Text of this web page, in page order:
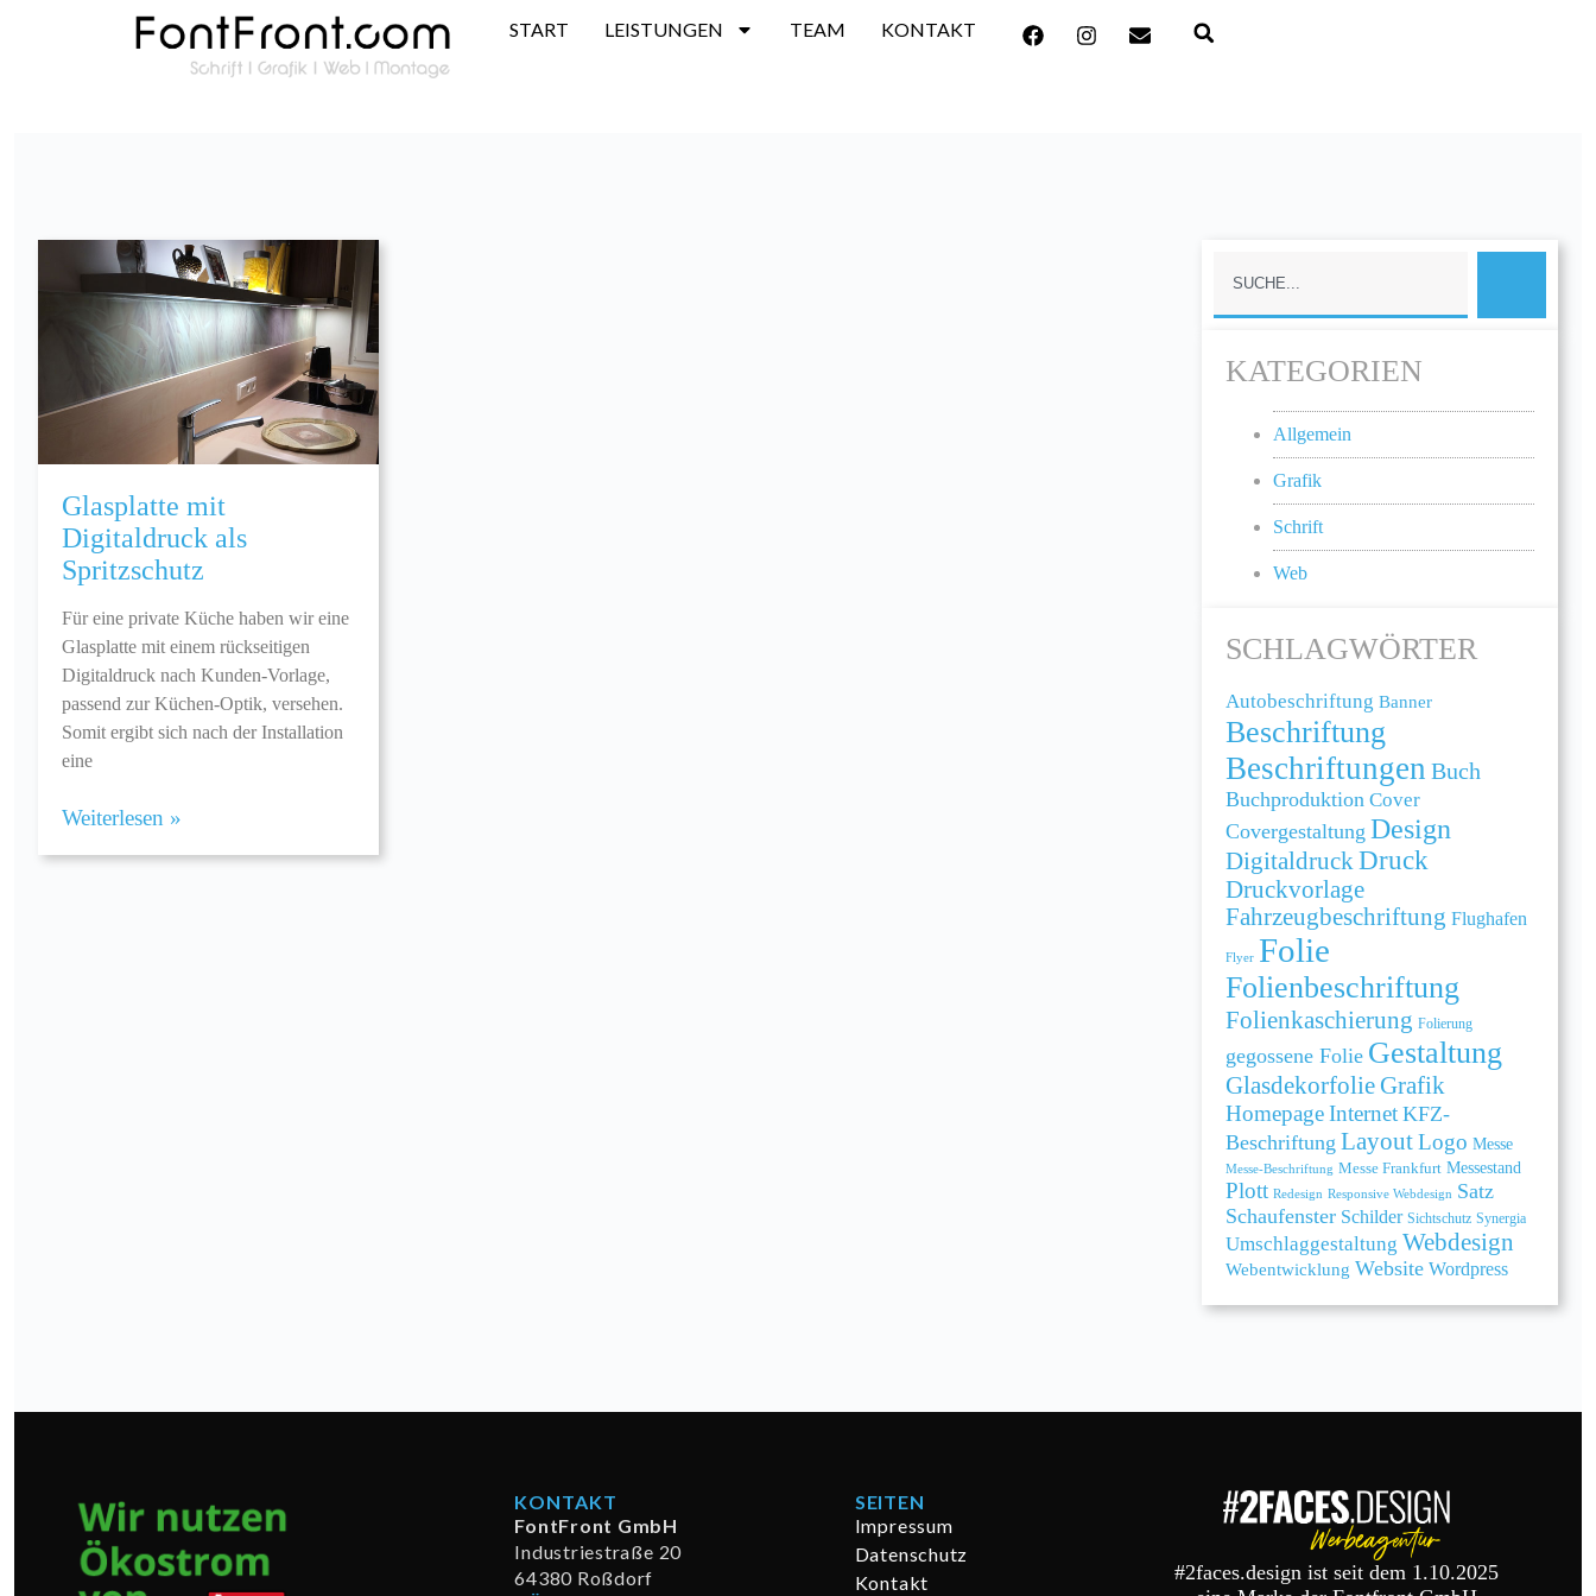
START LEISTUNGEN TEAM KONTAKT
Glasplatte mit
Digitaldruck als
Spritzschutz
Für eine private Küche haben wir eine
Glasplatte mit einem rückseitigen
Digitaldruck nach Kunden-Vorlage,
passend zur Küchen-Optik, versehen.
Somit ergibt sich nach der Installation
eine
Weiterlesen »
KATEGORIEN
Allgemein
Grafik
Schrift
Web
SCHLAGWÖRTER
Autobeschriftung Banner
Beschriftung
Beschriftungen Buch
Buchproduktion Cover
Covergestaltung Design
Digitaldruck Druck
Druckvorlage
Fahrzeugbeschriftung Flughafen
Flyer Folie
Folienbeschriftung
Folienkaschierung Folierung
gegossene Folie Gestaltung
Glasdekorfolie Grafik
HomepageInternet KFZ-
Beschriftung LayoutLogo Messe
Messe-Beschriftung Messe Frankfurt Messestand
Plott Redesign Responsive Webdesign Satz
Schaufenster Schilder Sichtschutz Synergia
Umschlaggestaltung Webdesign
Webentwicklung Website Wordpress
KONTAKT
FontFront GmbH
Industriestraße 20
64380 Roßdorf
SEITEN
Impressum
Datenschutz
Kontakt
#2faces.design ist seit dem 1.10.2025